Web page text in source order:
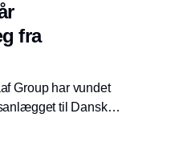
fra
Group har vundet
til Dansk